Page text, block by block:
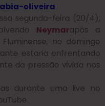
oliveira
segunda-feira (20/4),
Neymarapós a
no domingo
estaria enfrentando
da pressão vivida nos
durante uma live no